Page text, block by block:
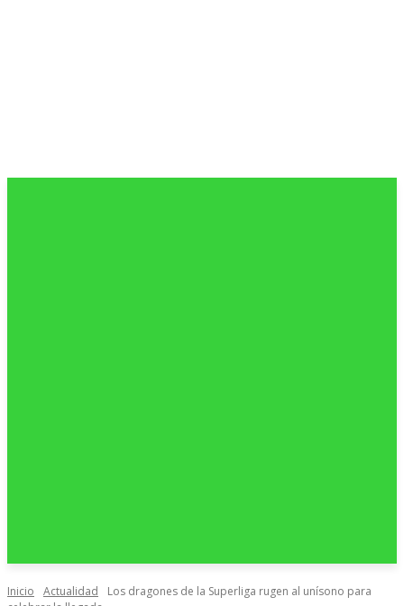
Inicio Actualidad
Los dragones de la Superliga rugen al unísono para